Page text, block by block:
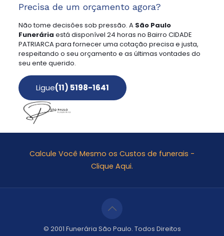
Precisa de um orçamento agora?
Não tome decisões sob pressão. A São Paulo
Funerária está disponível 24 horas no Bairro CIDADE
PATRIARCA para fornecer uma cotação precisa e justa,
respeitando o seu orçamento e as últimas vontades do
seu ente querido.
Ligue(11) 5198-1641
Calcule Você Mesmo os Custos de funerais -
Clique Aqui.
© 2001 Funerária São Paulo. Todos Direitos